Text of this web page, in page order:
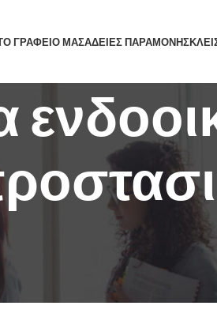
ΓΡΑΦΕΙΟ ΜΑΣΑΔΕΙΕΣ ΠΑΡΑΜΟΝΗΣ